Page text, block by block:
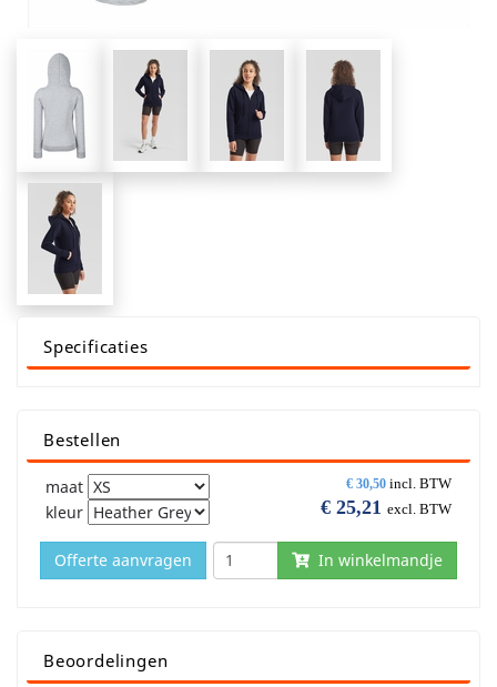
Specificaties
Bestellen
€ 30,50 incl. BTW
€ 25,21 excl. BTW
maat
kleur
In winkelmandje
Offerte aanvragen
Beoordelingen